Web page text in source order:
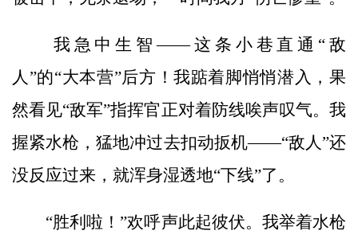
我急中生智——这条小巷直通“敌
人”的“大本营”后方！我踮着脚悄悄潜入，果
然看见“敌军”指挥官正对着防线唉声叹气。我
握紧水枪，猛地冲过去扣动扳机——“敌人”还
没反应过来，就浑身湿透地“下线”了。
“胜利啦！”欢呼声此起彼伏。我举着水枪